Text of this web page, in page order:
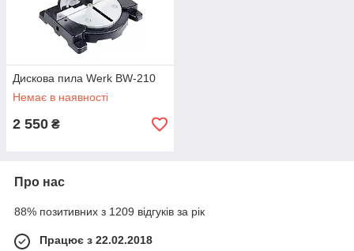
Дискова пила Werk BW-210
Немає в наявності
2 550 ₴
Про нас
88% позитивних з 1209 відгуків за рік
Працює з 22.02.2018